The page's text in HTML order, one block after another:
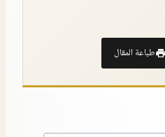
طباعة المقال